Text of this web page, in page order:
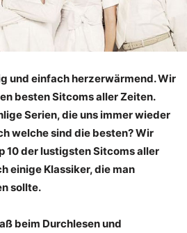
und einfach herzerwärmend. Wir
besten Sitcoms aller Zeiten.
Serien, die uns immer wieder
welche sind die besten? Wir
10 der lustigsten Sitcoms aller
einige Klassiker, die man
sollte.
beim Durchlesen und